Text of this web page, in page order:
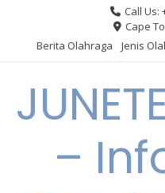
content
Call Us:
Cape
Berita Olahraga
Jenis
–